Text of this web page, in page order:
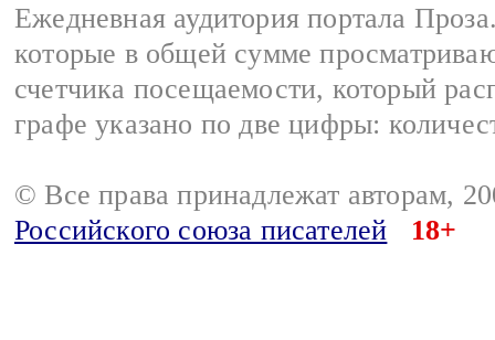
Ежедневная аудитория портала
которые в общей сумме
счетчика посещаемости, который
графе указано по две цифры:
© Все права принадлежат авторам,
Российского союза писателей
18+